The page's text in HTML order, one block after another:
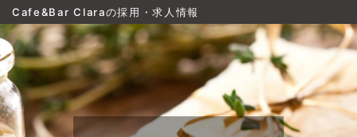
Cafe&Bar Claraの採用・求人情報